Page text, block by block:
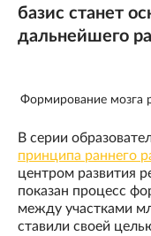
базис станет
дальнейшего
Формирование мозга
В серии
принципа раннего
центром развития
показан процесс
между участками
ставили своей